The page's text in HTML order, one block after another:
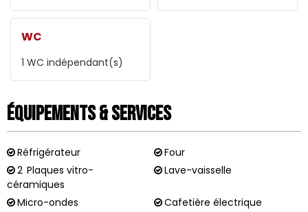
WC
1 WC indépendant(s)
Équipements & Services
Réfrigérateur
Four
2 Plaques vitro-
céramiques
Lave-vaisselle
Micro-ondes
Cafetière électrique